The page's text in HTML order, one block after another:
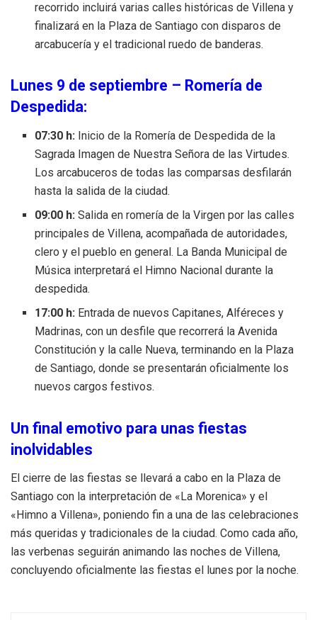
recorrido incluirá varias calles históricas de Villena y
finalizará en la Plaza de Santiago con disparos de
arcabucería y el tradicional ruedo de banderas.
Lunes 9 de septiembre – Romería de
Despedida:
07:30 h: Inicio de la Romería de Despedida de la
Sagrada Imagen de Nuestra Señora de las Virtudes.
Los arcabuceros de todas las comparsas desfilarán
hasta la salida de la ciudad.
09:00 h: Salida en romería de la Virgen por las calles
principales de Villena, acompañada de autoridades,
clero y el pueblo en general. La Banda Municipal de
Música interpretará el Himno Nacional durante la
despedida.
17:00 h: Entrada de nuevos Capitanes, Alféreces y
Madrinas, con un desfile que recorrerá la Avenida
Constitución y la calle Nueva, terminando en la Plaza
de Santiago, donde se presentarán oficialmente los
nuevos cargos festivos.
Un final emotivo para unas fiestas
inolvidables
El cierre de las fiestas se llevará a cabo en la Plaza de
Santiago con la interpretación de «La Morenica» y el
«Himno a Villena», poniendo fin a una de las celebraciones
más queridas y tradicionales de la ciudad. Como cada año,
las verbenas seguirán animando las noches de Villena,
concluyendo oficialmente las fiestas el lunes por la noche.